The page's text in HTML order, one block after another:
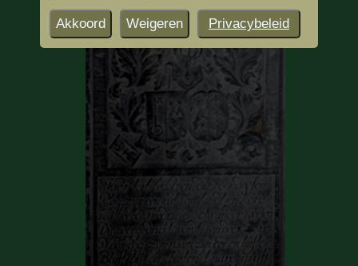
Akkoord Weigeren Privacybeleid